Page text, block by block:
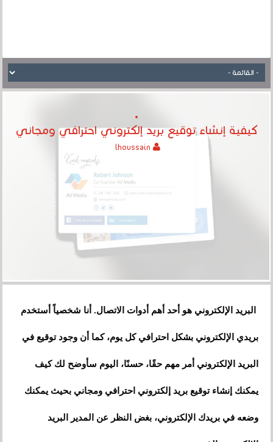
كيفية إنشاء توقيع بريد إلكتروني احترافي ومجاني
البريد الإلكتروني هو أحد أهم أدوات الاتصال. أنا شخصياً أستخدم
بريدي الإلكتروني بشكل احترافي كل يوم، كما أن وجود توقيع في
البريد الإلكتروني أمر مهم حقًا، حسنًا، اليوم سأوضح لك كيف
يمكنك إنشاء توقيع بريد إلكتروني احترافي ومجاني بحيث يمكنك
وضعه في بريدك الإلكتروني، بغض النظر عن المدير البريد